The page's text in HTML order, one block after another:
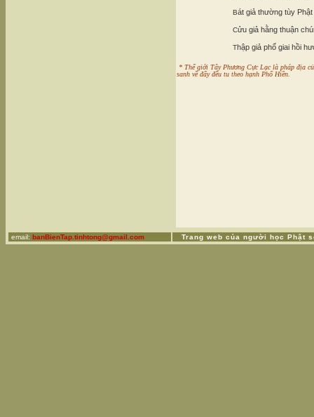
Bát giả thường tùy
Cửu giả hằng thuận
Thập giả phổ giai hồi
* Thế giới Tây Phương Cực Lạc là pháp địa
sanh về đấy đều tu theo hạnh Phổ Hiền.
email: banBienTap.tinhtong@gmail.com Trang web của người học Phật